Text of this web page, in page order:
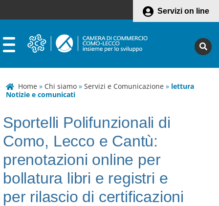
Servizi on line
Home » Chi siamo » Servizi e Comunicazione » lettura
Notizie e comunicati
Sportelli Polifunzionali di
Como, Lecco e Cantù:
prenotazioni online per
bollatura libri e registri e
per rilascio di certificazioni